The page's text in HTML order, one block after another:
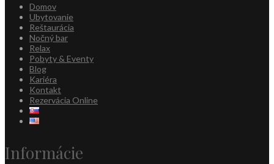
Domov
Ubytovanie
Reštaurácia
Nočný bar
Relax
Pobyty & Eventy
Blog
Kariéra
Kontakt
Rezervácia Online
Informácie